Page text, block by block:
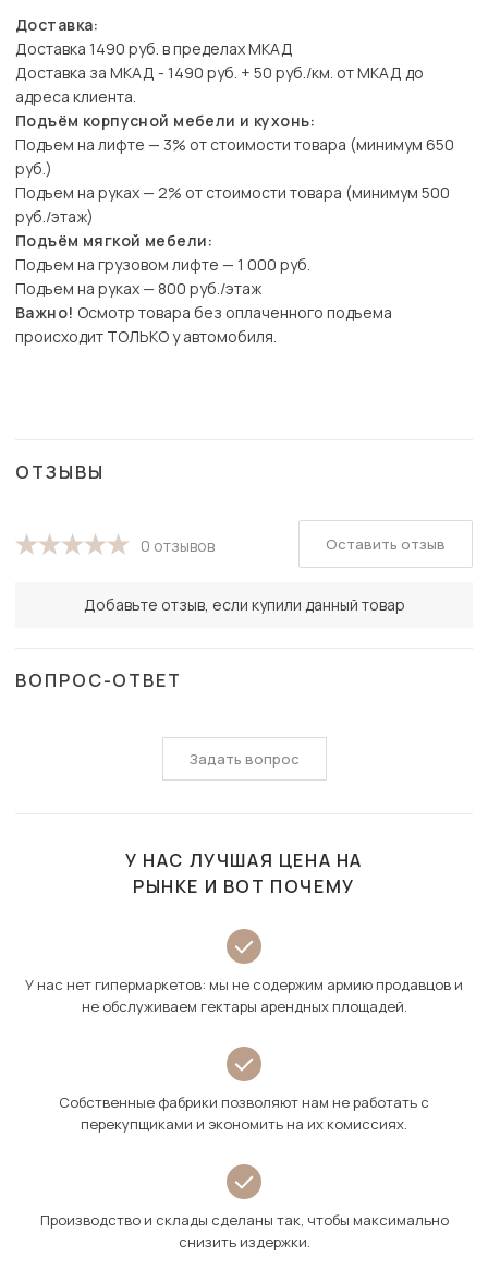
Доставка:
Доставка 1490 руб. в пределах МКАД
Доставка за МКАД - 1490 руб. + 50 руб./км. от МКАД до
адреса клиента.
Подъём корпусной мебели и кухонь:
Подъем на лифте — 3% от стоимости товара (минимум 650
руб.)
Подъем на руках — 2% от стоимости товара (минимум 500
руб./этаж)
Подъём мягкой мебели:
Подъем на грузовом лифте — 1 000 руб.
Подъем на руках — 800 руб./этаж
Важно! Осмотр товара без оплаченного подъема
происходит ТОЛЬКО у автомобиля.
ОТЗЫВЫ
0 отзывов
Добавьте отзыв, если купили данный товар
Оставить отзыв
ВОПРОС-ОТВЕТ
Задать вопрос
У НАС ЛУЧШАЯ ЦЕНА НА
РЫНКЕ И ВОТ ПОЧЕМУ
У нас нет гипермаркетов: мы не содержим армию продавцов и
не обслуживаем гектары арендных площадей.
Собственные фабрики позволяют нам не работать с
перекупщиками и экономить на их комиссиях.
Производство и склады сделаны так, чтобы максимально
снизить издержки.